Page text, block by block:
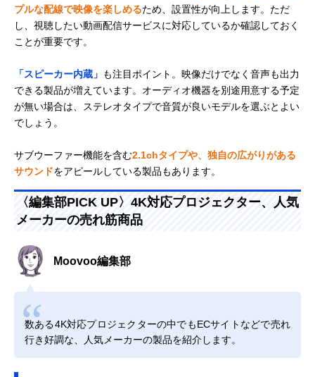
プルな配線で映像を楽しめるため、設置性が向上します。ただ
し、視聴したい動画配信サービスに対応しているか確認しておく
ことが重要です。
「スピーカー内蔵」 も注目ポイント。映像だけでなく音声も出力
できる製品が増えています。オーディオ機器を別途用意する予定
が無い場合は、ステレオタイプで音質が良いモデルを選ぶとよい
でしょう。
サブウーファー機能を含む2.1chタイプや、独自の広がりがある
サウンドをアピールしている製品もあります。
〈編集部PICK UP〉4K対応プロジェクター、人気
メーカーの売れ筋商品
Moovoo編集部
数ある4K対応プロジェクターの中でもECサイトなどで売れ
行き好調な、人気メーカーの製品を紹介します。